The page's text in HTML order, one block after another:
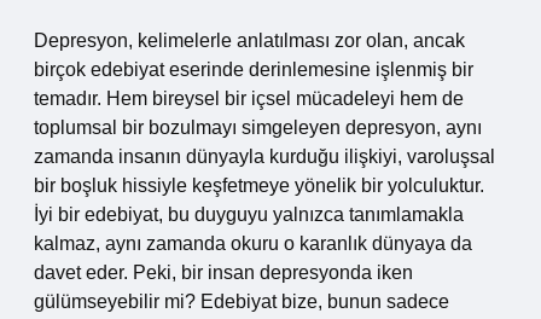
Depresyon, kelimelerle anlatılması zor olan, ancak
birçok edebiyat eserinde derinlemesine işlenmiş bir
temadır. Hem bireysel bir içsel mücadeleyi hem de
toplumsal bir bozulmayı simgeleyen depresyon, aynı
zamanda insanın dünyayla kurduğu ilişkiyi, varoluşsal
bir boşluk hissiyle keşfetmeye yönelik bir yolculuktur.
İyi bir edebiyat, bu duyguyu yalnızca tanımlamakla
kalmaz, aynı zamanda okuru o karanlık dünyaya da
davet eder. Peki, bir insan depresyonda iken
gülümseyebilir mi? Edebiyat bize, bunun sadece